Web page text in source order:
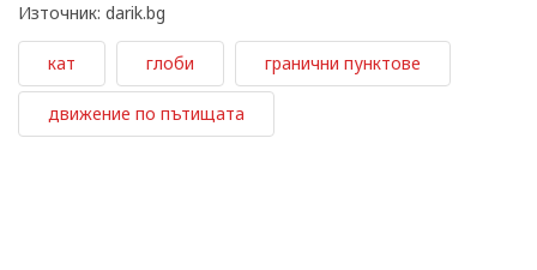
Източник: darik.bg
кат глоби гранични пунктове
движение по пътищата